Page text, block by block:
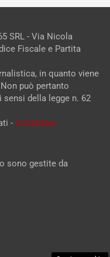
SRL - Via Nicola
Fiscale e Partita
in quanto viene
può pertanto
della legge n. 62
- Contattaci
sono gestite da